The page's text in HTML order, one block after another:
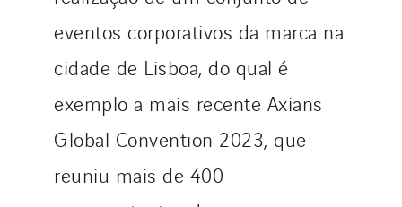
eventos corporativos da marca na
cidade de Lisboa, do qual é
exemplo a mais recente Axians
Global Convention 2023, que
reuniu mais de 400